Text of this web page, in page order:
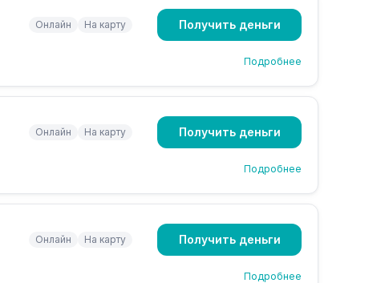
Онлайн На карту Получить деньги
Подробнее
Онлайн На карту Получить деньги
Подробнее
Онлайн На карту Получить деньги
Подробнее